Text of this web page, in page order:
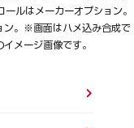
ルはメーカーオプション。
ン。※画面はハメ込み合成で
メージ画像です。